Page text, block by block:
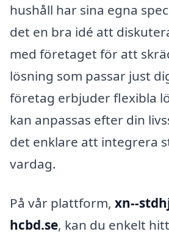
hushåll har sina egna
det en bra idé att
med företaget för att
lösning som passar just
företag erbjuder flexibla
kan anpassas efter din
det enklare att integrera
vardag.
På vår plattform, xn--
hcbd.se, kan du enkelt